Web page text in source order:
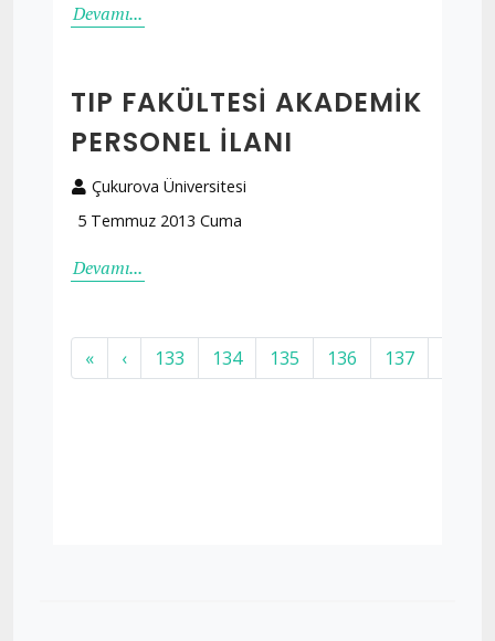
Devamı...
TIP FAKÜLTESI AKADEMIK
PERSONEL İLANI
Çukurova Üniversitesi
5 Temmuz 2013 Cuma
Devamı...
« ‹ 133 134 135 136 137